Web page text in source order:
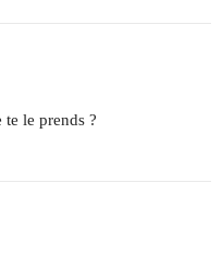
le prends ?